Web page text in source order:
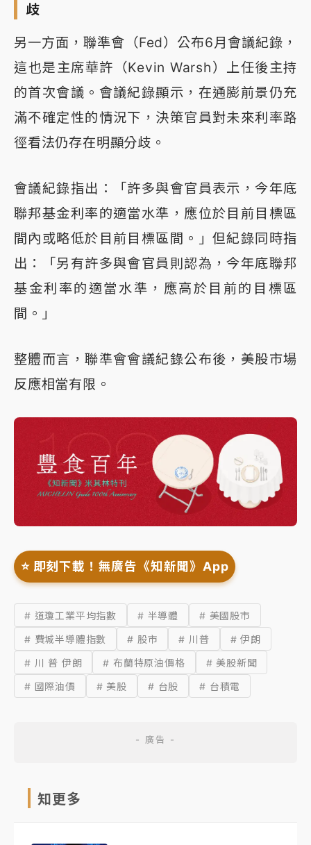
歧
另一方面，聯準會（Fed）公布6月會議紀錄，
這也是主席華許（Kevin Warsh）上任後主持
的首次會議。會議紀錄顯示，在通膨前景仍充
滿不確定性的情況下，決策官員對未來利率路
徑看法仍存在明顯分歧。
會議紀錄指出：「許多與會官員表示，今年底
聯邦基金利率的適當水準，應位於目前目標區
間內或略低於目前目標區間。」但紀錄同時指
出：「另有許多與會官員則認為，今年底聯邦
基金利率的適當水準，應高於目前的目標區
間。」
整體而言，聯準會會議紀錄公布後，美股市場
反應相當有限。
⭐️ 即刻下載！無廣告《知新聞》App
# 道瓊工業平均指數 # 半導體
# 美國股市
# 費城半導體指數
# 股市 # 川普
# 伊朗
# 川 普 伊朗
# 布蘭特原油價格
# 美股新聞
# 國際油價
# 美股 # 台股 # 台積電
知更多